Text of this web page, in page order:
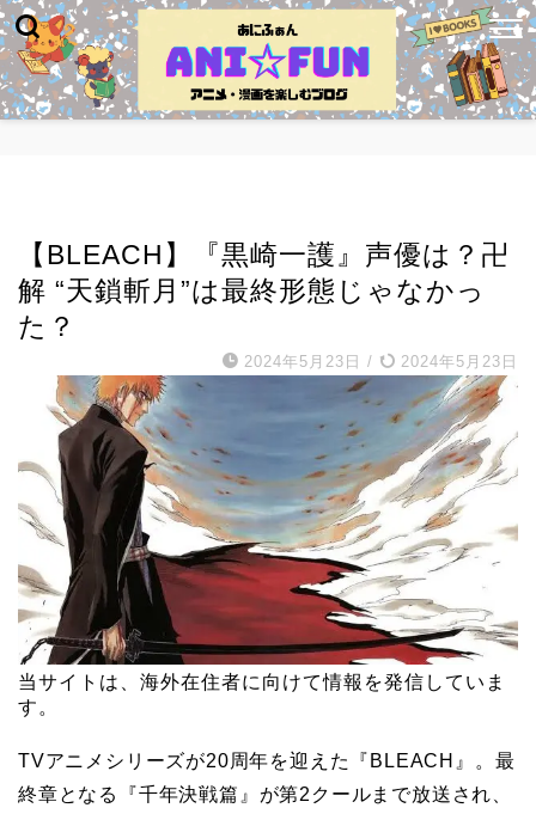
【BLEACH】『黒崎一護』声優は？卍
解 “天鎖斬月”は最終形態じゃなかっ
た？
2024年5月23日 / 2024年5月23日
当サイトは、海外在住者に向けて情報を発信していま
す。
TVアニメシリーズが20周年を迎えた『BLEACH』。最
終章となる『千年決戦篇』が第2クールまで放送され、